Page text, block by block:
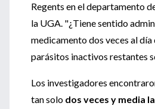
Regents en el departamento
la UGA. "¿Tiene sentido
medicamento dos veces al día
parásitos inactivos restantes
Los investigadores
tan solo dos veces y media